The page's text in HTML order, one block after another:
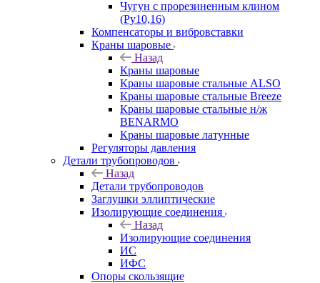
Чугун с прорезиненным клином
(Ру10,16)
Компенсаторы и вибровставки
Краны шаровые
Назад
Краны шаровые
Краны шаровые стальные ALSO
Краны шаровые стальные Breeze
Краны шаровые стальные н/ж
BENARMO
Краны шаровые латунные
Регуляторы давления
Детали трубопроводов
Назад
Детали трубопроводов
Заглушки эллиптические
Изолирующие соединения
Назад
Изолирующие соединения
ИС
ИФС
Опоры скользящие